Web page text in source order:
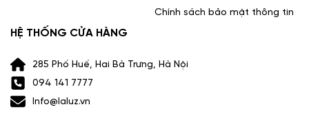
Chính sách bảo mật thông tin
HỆ THỐNG CỬA HÀNG
285 Phố Huế, Hai Bà Trưng, Hà Nội
094 141 7777
Info@laluz.vn